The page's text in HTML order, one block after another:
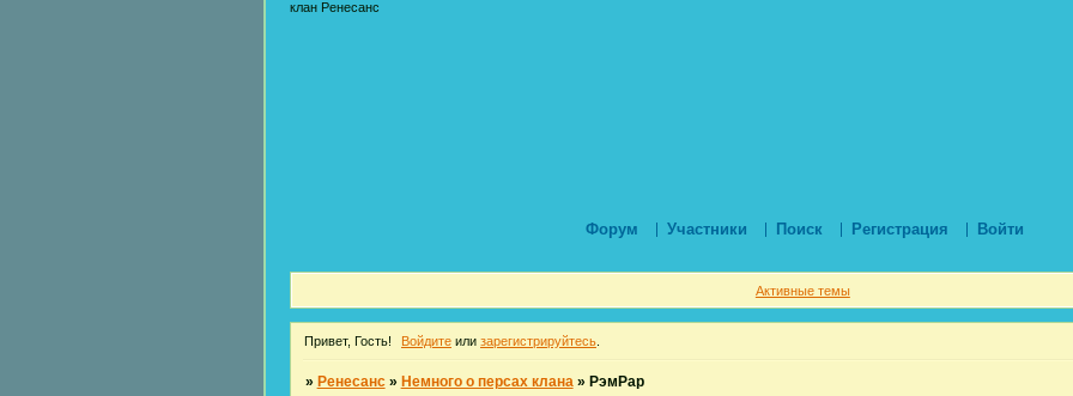
клан Ренесанс
Форум Участники Поиск Регистрация Войти
Активные темы
Привет, Гость! Войдите или зарегистрируйтесь
» Ренесанс » Немного о персах клана » РэмРар